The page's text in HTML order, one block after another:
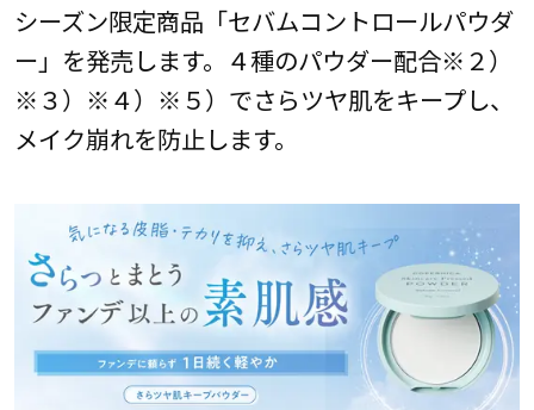
シーズン限定商品「セバムコントロールパウダ
ー」を発売します。４種のパウダー配合※２）
※３）※４）※５）でさらツヤ肌をキープし、
メイク崩れを防止します。